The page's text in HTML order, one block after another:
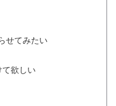
せてみたい
て欲しい